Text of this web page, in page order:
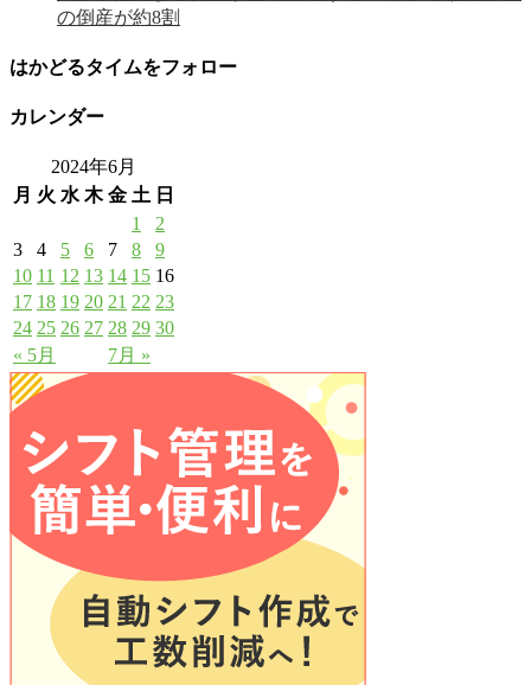
の倒産が約8割
はかどるタイムをフォロー
カレンダー
2024年6月
月 火 水 木 金 土 日
« 5月 7月 »
1
2
3
4 5 6 7 8
9
10 11 12 13 14 15 16
17 18 19 20 21 22 23
24 25 26 27 28 29 30